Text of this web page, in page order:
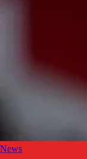
News